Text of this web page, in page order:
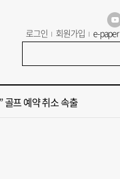
로그인 회원가입 e-paper
성연대' 대표 숨진 채 발견
골프 예약 취소 속출
힌 바람길 53곳 열어라